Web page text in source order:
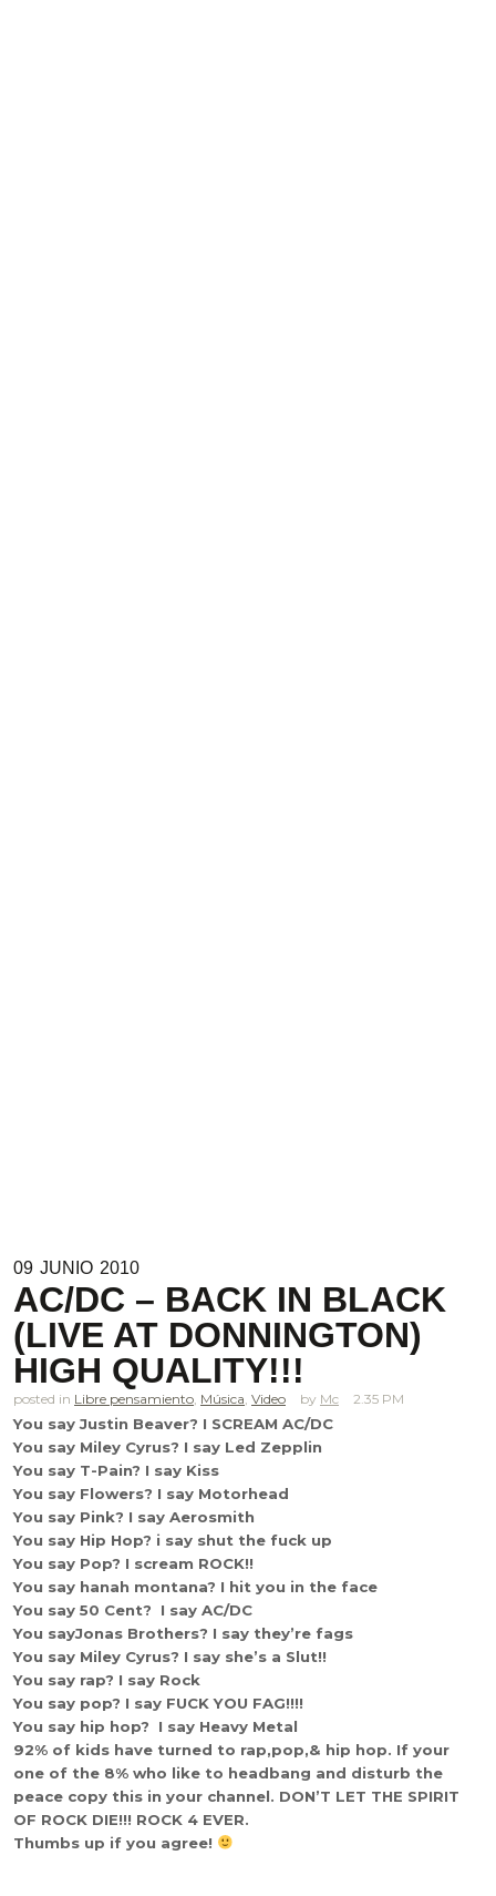
09 JUNIO 2010
AC/DC – BACK IN BLACK
(LIVE AT DONNINGTON)
HIGH QUALITY!!!
posted in Libre pensamiento Música Video Mc 2.35 PM
You say Justin Beaver? I SCREAM AC/DC
You say Miley Cyrus? I say Led Zepplin
You say T-Pain? I say Kiss
You say Flowers? I say Motorhead
You say Pink? I say Aerosmith
You say Hip Hop? i say shut the fuck up
You say Pop? I scream ROCK!!
You say hanah montana? I hit you in the face
You say 50 Cent? I say AC/DC
You sayJonas Brothers? I say they’re fags
You say Miley Cyrus? I say she’s a Slut!!
You say rap? I say Rock
You say pop? I say FUCK YOU FAG!!!!
You say hip hop? I say Heavy Metal
92% of kids have turned to rap,pop,& hip hop. If your
one of the 8% who like to headbang and disturb the
peace copy this in your channel. DON’T LET THE SPIRIT
OF ROCK DIE!!! ROCK 4 EVER.
Thumbs up if you agree!